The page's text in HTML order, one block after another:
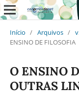
Início / Arquivos /
ENSINO DE FILOSOFIA
O ENSINO
OUTRAS